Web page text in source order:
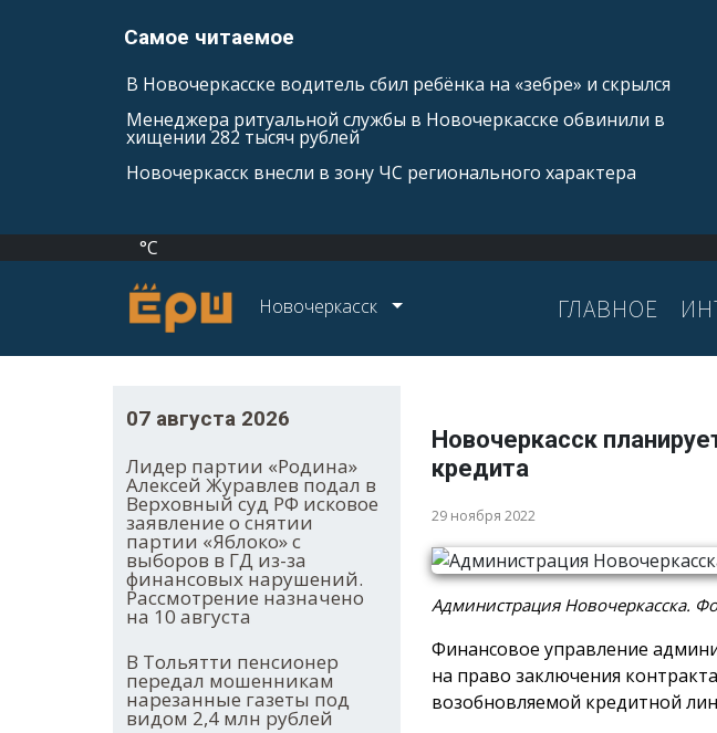
Самое читаемое
В Новочеркасске водитель сбил ребёнка на «зебре» и скрылся
Менеджера ритуальной службы в Новочеркасске обвинили в
хищении 282 тысяч рублей
Новочеркасск внесли в зону ЧС регионального характера
°C
Новочеркасск ГЛАВНОЕ
07 августа 2026
Лидер партии «Родина»
Алексей Журавлев подал в
Верховный суд РФ исковое
заявление о снятии
партии «Яблоко» с
выборов в ГД из-за
финансовых нарушений.
Рассмотрение назначено
на 10 августа
В Тольятти пенсионер
передал мошенникам
нарезанные газеты под
видом 2,4 млн рублей
Новочеркасск
кредита
29 ноября 2022
Администрация Новочеркасска.
Финансовое управление
на право заключения
возобновляемой кредитной